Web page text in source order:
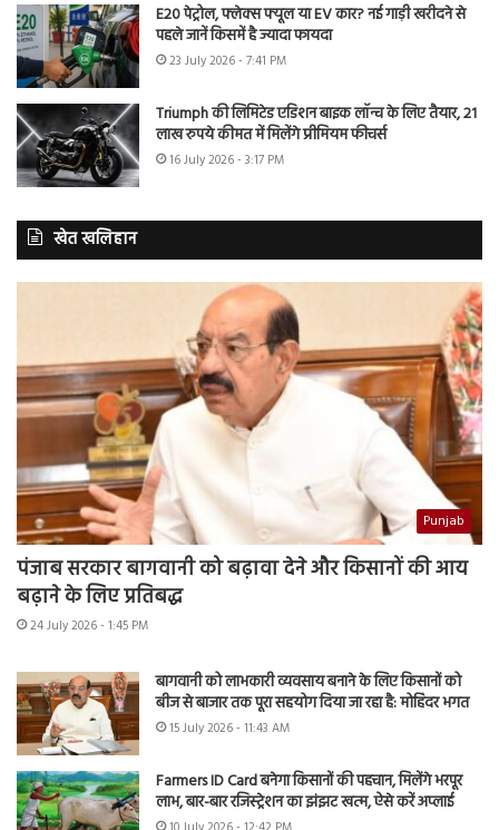
E20 पेट्रोल, फ्लेक्स फ्यूल या EV कार? नई गाड़ी खरीदने से
पहले जानें किसमें है ज्यादा फायदा
23 July 2026 - 7:41 PM
Triumph की लिमिटेड एडिशन बाइक लॉन्च के लिए तैयार, 21
लाख रुपये कीमत में मिलेंगे प्रीमियम फीचर्स
16 July 2026 - 3:17 PM
खेत खलिहान
Punjab
पंजाब सरकार बागवानी को बढ़ावा देने और किसानों की आय
बढ़ाने के लिए प्रतिबद्ध
24 July 2026 - 1:45 PM
बागवानी को लाभकारी व्यवसाय बनाने के लिए किसानों को
बीज से बाजार तक पूरा सहयोग दिया जा रहा है: मोहिंदर भगत
15 July 2026 - 11:43 AM
Farmers ID Card बनेगा किसानों की पहचान, मिलेंगे भरपूर
लाभ, बार-बार रजिस्ट्रेशन का झंझट खत्म, ऐसे करें अप्लाई